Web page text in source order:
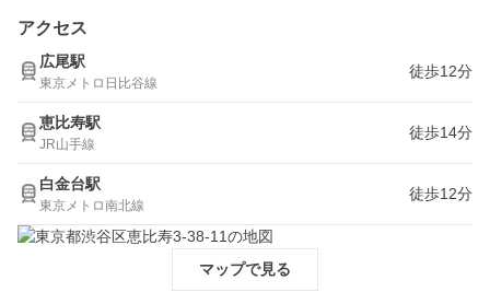
アクセス
広尾駅
東京メトロ日比谷線
徒歩12分
恵比寿駅
JR山手線
徒歩14分
白金台駅
東京メトロ南北線
徒歩12分
マップで見る